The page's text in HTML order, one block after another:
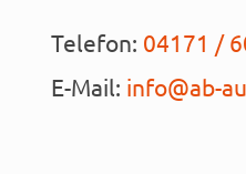
Telefon: 04171 /
E-Mail: info@ab-